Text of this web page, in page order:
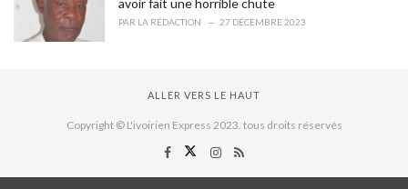
PAR LA RÉDACTION 27 DÉCEMBRE 2023
ALLER VERS LE HAUT
Copyright © L'ivoirien Express 2023. tous droits réservés